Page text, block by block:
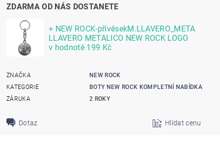
ZDARMA OD NÁS DOSTANETE
+ NEW ROCK-přívěsekM.LLAVERO_META
LLAVERO METALICO NEW ROCK LOGO
v hodnotě 199 Kč
ZNAČKA
NEW ROCK
KATEGORIE
BOTY NEW ROCK KOMPLETNÍ NABÍDKA
ZÁRUKA
2 ROKY
Dotaz Hlídat cenu